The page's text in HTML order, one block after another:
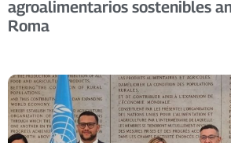
agroalimentarios sostenibles
Roma